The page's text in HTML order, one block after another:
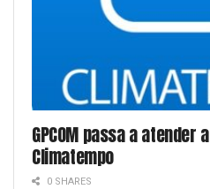
GPCOM passa a atender a
Climatempo
0 SHARES